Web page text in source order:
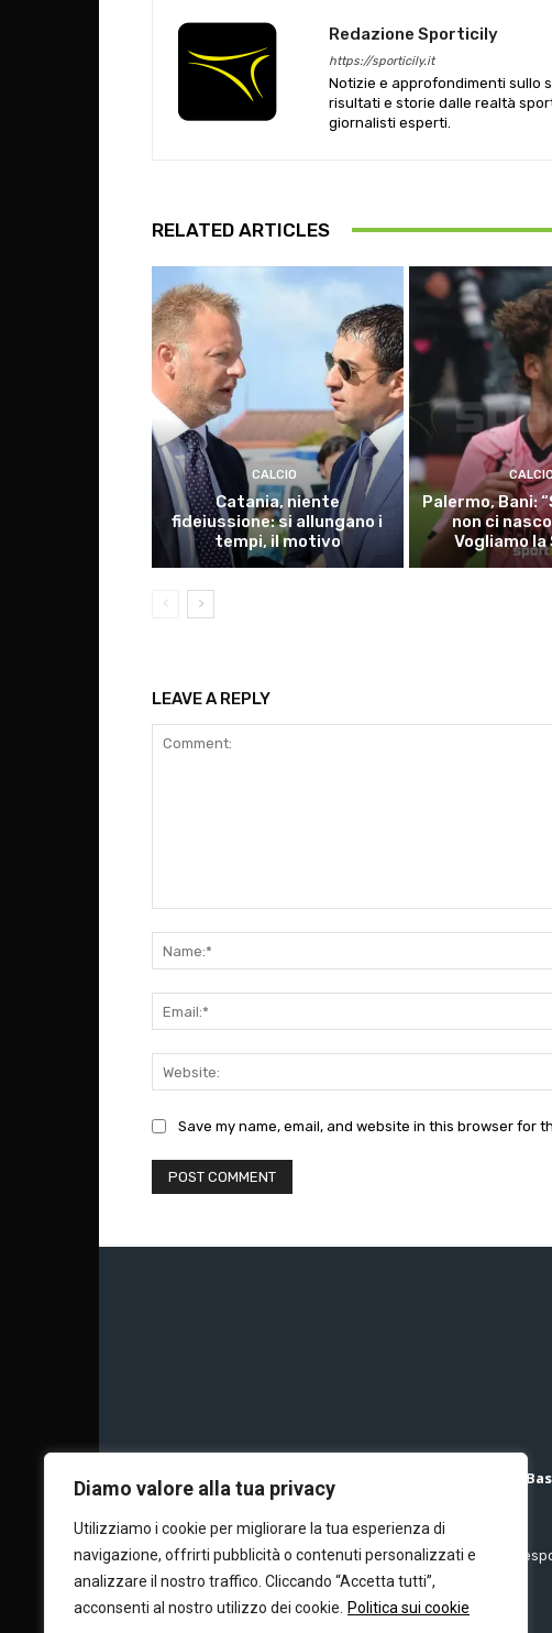
Diamo valore alla tua privacy
Utilizziamo i cookie per migliorare la tua esperienza di
navigazione, offrirti pubblicità o contenuti personalizzati e
analizzare il nostro traffico. Cliccando “Accetta tutti”,
acconsenti al nostro utilizzo dei cookie.
Politica sui cookie
Redazione Sporticily
https://sporticily.it
Notizie e approfondimenti sullo
risultati e storie dalle realtà
giornalisti esperti.
RELATED ARTICLES
CALCIO
Catania, niente
fideiussione: si allungano i
tempi, il motivo
Palermo, Bani:
non ci
Vogliamo la
LEAVE A REPLY
Save my name, email, and website in this browser for
Editore e direttore